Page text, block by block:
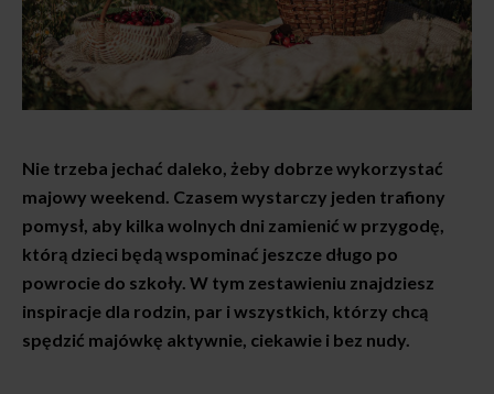
Nie trzeba jechać daleko, żeby dobrze wykorzystać
majowy weekend. Czasem wystarczy jeden trafiony
pomysł, aby kilka wolnych dni zamienić w przygodę,
którą dzieci będą wspominać jeszcze długo po
powrocie do szkoły. W tym zestawieniu znajdziesz
inspiracje dla rodzin, par i wszystkich, którzy chcą
spędzić majówkę aktywnie, ciekawie i bez nudy.